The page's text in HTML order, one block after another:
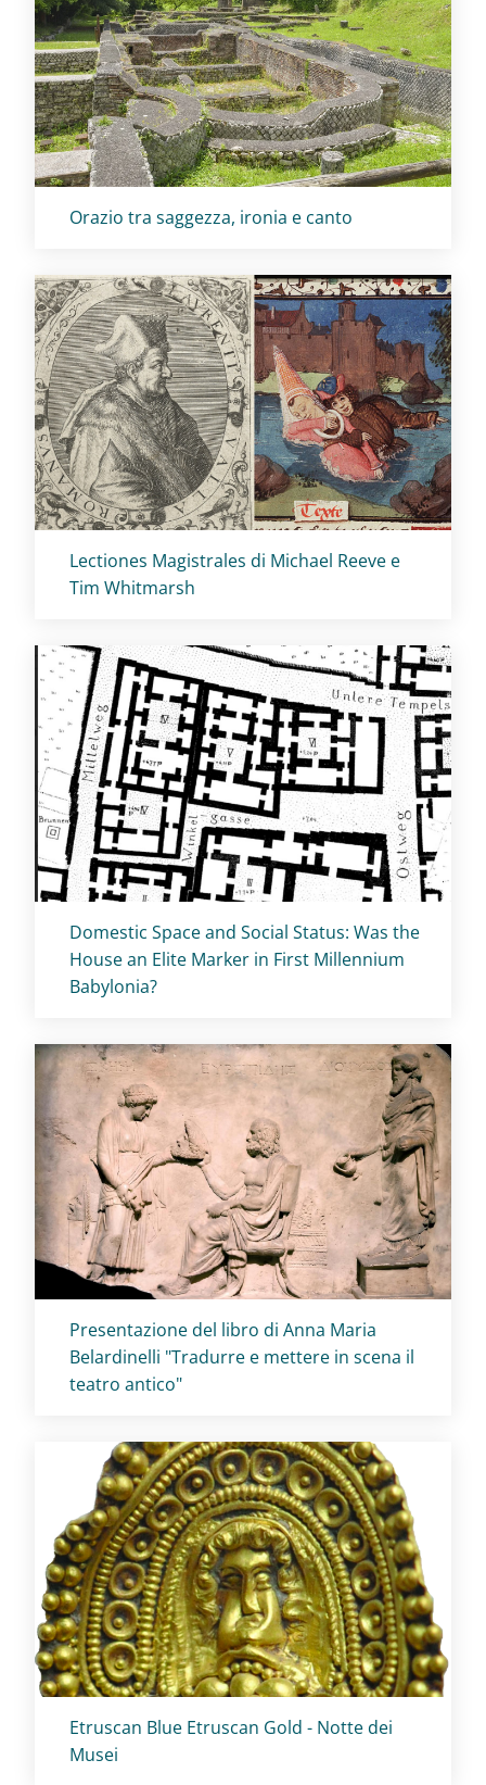
Titolo card:
Orazio tra saggezza, ironia e canto
Titolo card:
Lectiones Magistrales di Michael Reeve e
Tim Whitmarsh
Titolo card:
Domestic Space and Social Status: Was the
House an Elite Marker in First Millennium
Babylonia?
Titolo card:
Presentazione del libro di Anna Maria
Belardinelli "Tradurre e mettere in scena il
teatro antico"
Titolo card:
Etruscan Blue Etruscan Gold - Notte dei
Musei